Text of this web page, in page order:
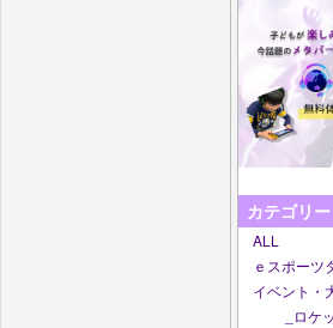
カテゴリー
ALL
ｅスポーツ
イベント・
_ロケ